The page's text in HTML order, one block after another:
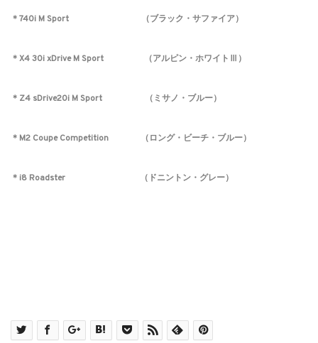
＊740i M Sport （ブラック・サファイア）
＊X4 30i xDrive M Sport （アルピン・ホワイトⅢ）
＊Z4 sDrive20i M Sport （ミサノ・ブルー）
＊M2 Coupe Competition （ロング・ビーチ・ブルー）
＊i8 Roadster （ドニントン・グレー）